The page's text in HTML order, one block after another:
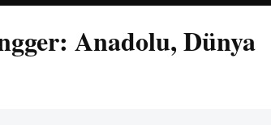
Anadolu, Dünya